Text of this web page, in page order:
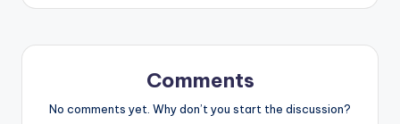
e
b
o
ts
A
p
gr
a
m
Comments
No comments yet. Why don’t you start the discussion?